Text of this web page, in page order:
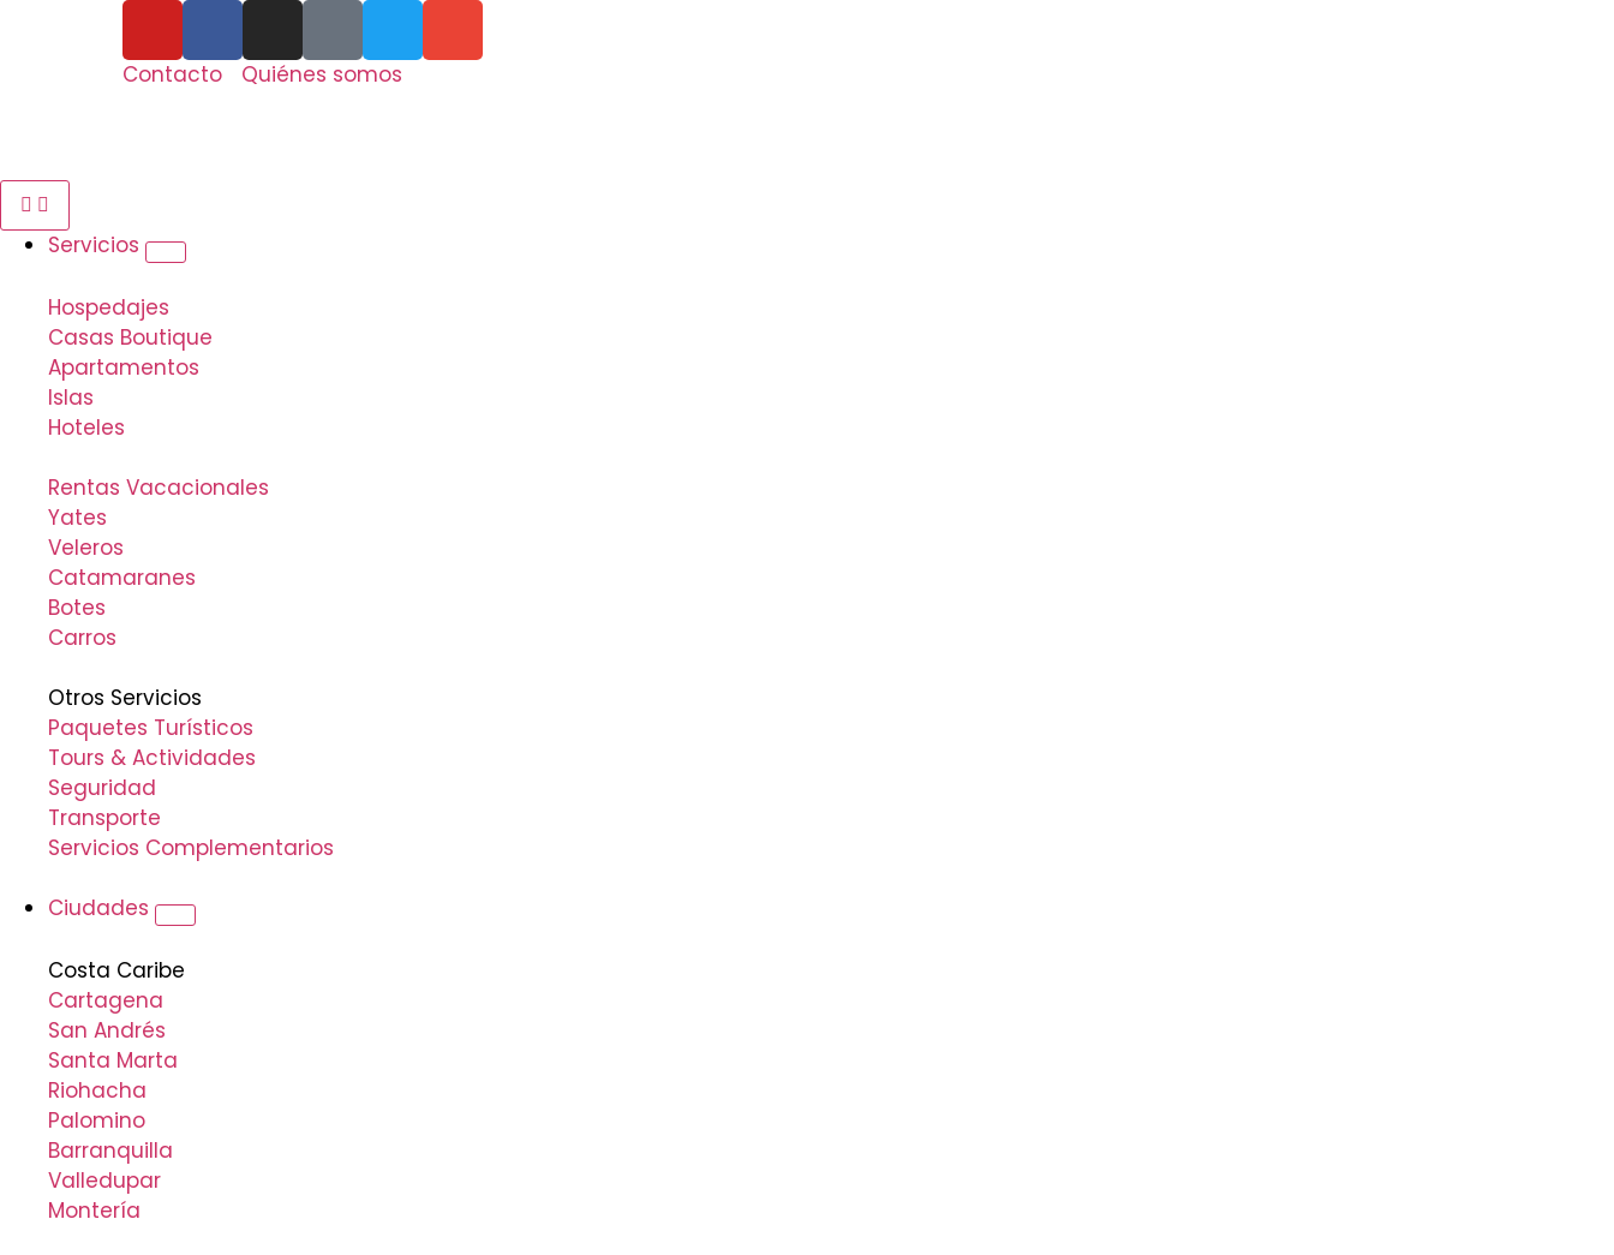
Contacto Quiénes somos
Servicios
Hospedajes
Casas Boutique
Apartamentos
Islas
Hoteles
Rentas Vacacionales
Yates
Veleros
Catamaranes
Botes
Carros
Otros Servicios
Paquetes Turísticos
Tours & Actividades
Seguridad
Transporte
Servicios Complementarios
Ciudades
Costa Caribe
Cartagena
San Andrés
Santa Marta
Riohacha
Palomino
Barranquilla
Valledupar
Montería